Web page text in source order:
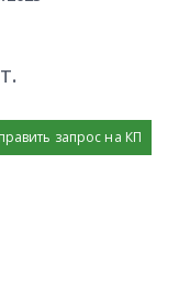
запрос на КП